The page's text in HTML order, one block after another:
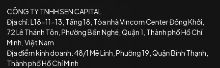
CÔNG TY TNHH SEN CAPITAL
Địa chỉ: L18-11-13, Tầng 18, Tòa nhà Vincom Center Đồng Khởi,
72 Lê Thánh Tôn, Phường Bến Nghé, Quận 1, Thành phố Hồ Chí
Minh, Việt Nam
Địa điểm kinh doanh: 48/1 Mê Linh, Phường 19, Quận Bình Thạnh,
Thành phố Hồ Chí Minh